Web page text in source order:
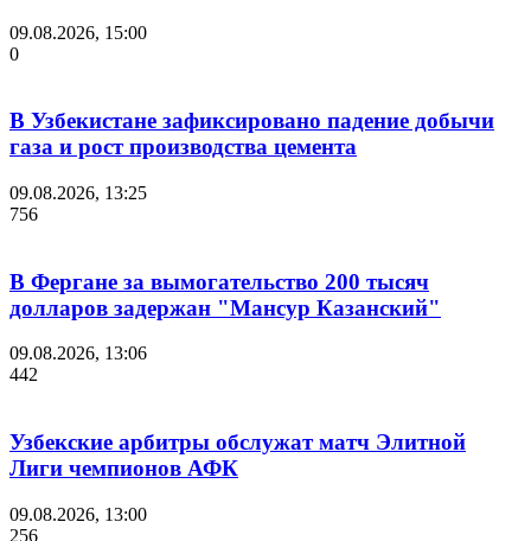
09.08.2026, 15:00
0
В Узбекистане зафиксировано падение добычи
газа и рост производства цемента
09.08.2026, 13:25
756
В Фергане за вымогательство 200 тысяч
долларов задержан "Мансур Казанский"
09.08.2026, 13:06
442
Узбекские арбитры обслужат матч Элитной
Лиги чемпионов АФК
09.08.2026, 13:00
256